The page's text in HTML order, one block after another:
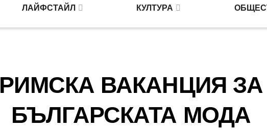
ЛАЙФСТАЙЛ КУЛТУРА
РИМСКА ВАКАНЦИЯ ЗА
БЪЛГАРСКАТА МОДА